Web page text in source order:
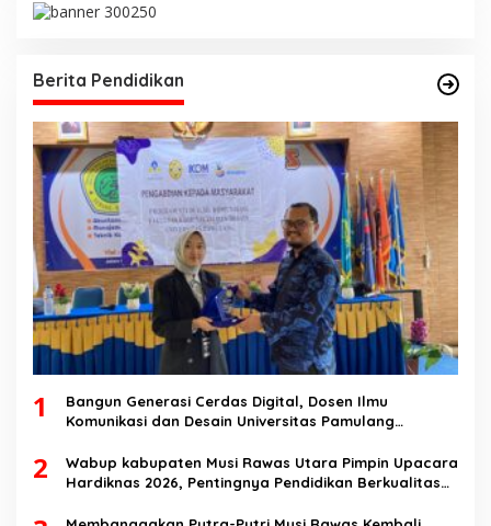
Berita Pendidikan
1
Bangun Generasi Cerdas Digital, Dosen Ilmu
Komunikasi dan Desain Universitas Pamulang
Speech di SMK Ikhlas Jawilan
2
Wabup kabupaten Musi Rawas Utara Pimpin Upacara
Hardiknas 2026, Pentingnya Pendidikan Berkualitas